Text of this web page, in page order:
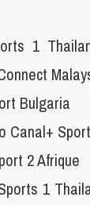
1
Bulgaria
Canal+
2 Afrique
1